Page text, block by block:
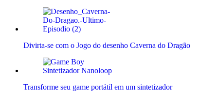
Divirta-se com o Jogo do desenho Caverna do Dragão
Transforme seu game portátil em um sintetizador